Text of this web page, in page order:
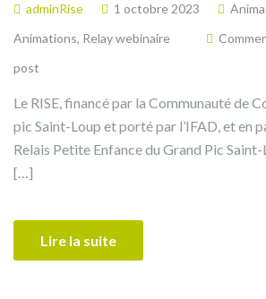
adminRise 1 octobre 2023
Animations, Relay webinaire
post
Le RISE, financé par la Communauté de
pic Saint-Loup et porté par l’IFAD, et en
Relais Petite Enfance du Grand Pic
[…]
Lire la suite